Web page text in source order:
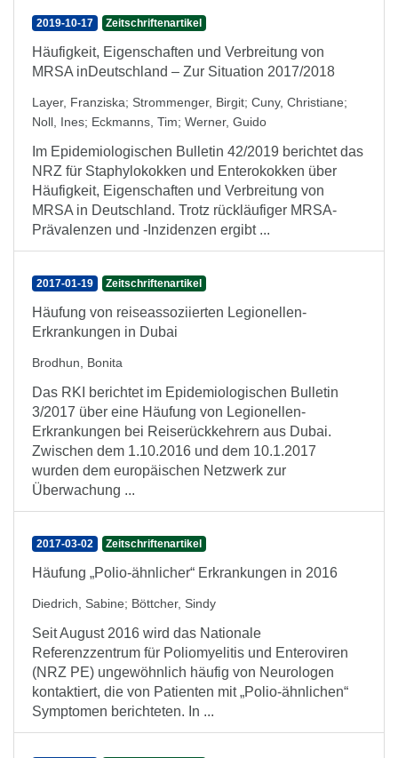
2019-10-17 Zeitschriftenartikel
Häufigkeit, Eigenschaften und Verbreitung von
MRSA inDeutschland – Zur Situation 2017/2018
Layer, Franziska; Strommenger, Birgit; Cuny, Christiane;
Noll, Ines; Eckmanns, Tim; Werner, Guido
Im Epidemiologischen Bulletin 42/2019 berichtet das
NRZ für Staphylokokken und Enterokokken über
Häufigkeit, Eigenschaften und Verbreitung von
MRSA in Deutschland. Trotz rückläufiger MRSA-
Prävalenzen und -Inzidenzen ergibt ...
2017-01-19 Zeitschriftenartikel
Häufung von reiseassoziierten Legionellen-
Erkrankungen in Dubai
Brodhun, Bonita
Das RKI berichtet im Epidemiologischen Bulletin
3/2017 über eine Häufung von Legionellen-
Erkrankungen bei Reiserückkehrern aus Dubai.
Zwischen dem 1.10.2016 und dem 10.1.2017
wurden dem europäischen Netzwerk zur
Überwachung ...
2017-03-02 Zeitschriftenartikel
Häufung „Polio-ähnlicher“ Erkrankungen in 2016
Diedrich, Sabine; Böttcher, Sindy
Seit August 2016 wird das Nationale
Referenzzentrum für Poliomyelitis und Enteroviren
(NRZ PE) ungewöhnlich häufig von Neurologen
kontaktiert, die von Patienten mit „Polio-ähnlichen“
Symptomen berichteten. In ...